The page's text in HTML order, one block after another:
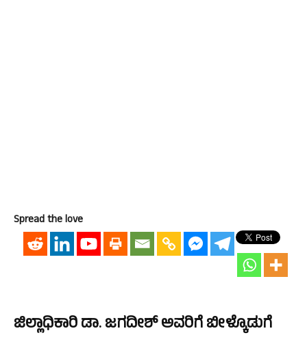
Spread the love
ಜಿಲ್ಲಾಧಿಕಾರಿ ಡಾ. ಜಗದೀಶ್ ಅವರಿಗೆ ಬೀಳ್ಕೊಡುಗೆ